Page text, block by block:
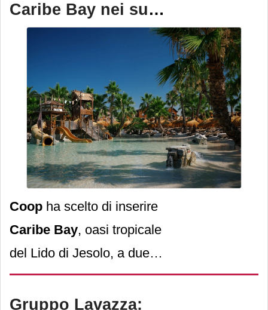
Caribe Bay nei suoi
programmi di
Coop ha scelto di inserire
Caribe Bay, oasi tropicale
del Lido di Jesolo, a due
passi da Venezia, nei propri
programmi diwelfare
Gruppo Lavazza: